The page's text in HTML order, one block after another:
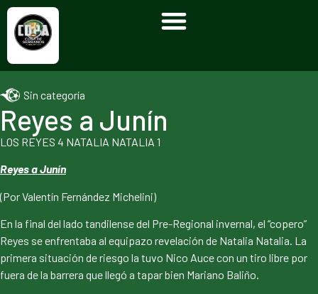
Sin categoría
Reyes a Junín
LOS REYES 4 NATALIA NATALIA 1
Reyes a Junín
(Por Valentín Fernández Michelini)
En la final del lado tandilense del Pre-Regional invernal, el “copero”
Reyes se enfrentaba al equipazo revelación de Natalia Natalia. La
primera situación de riesgo la tuvo Nico Auce con un tiro libre por
fuera de la barrera que llegó a tapar bien Mariano Baliño.